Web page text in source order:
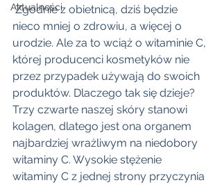
Aktualności
Zgodnie z obietnicą, dziś będzie
nieco mniej o zdrowiu, a więcej o
urodzie. Ale za to wciąż o witaminie C,
której producenci kosmetyków nie
przez przypadek używają do swoich
produktów. Dlaczego tak się dzieje?
Trzy czwarte naszej skóry stanowi
kolagen, dlatego jest ona organem
najbardziej wrażliwym na niedobory
witaminy C. Wysokie stężenie
witaminy C z jednej strony przyczynia